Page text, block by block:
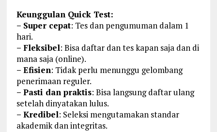
Keunggulan Quick Test:
– Super cepat: Tes dan pengumuman dalam 1
hari.
– Fleksibel: Bisa daftar dan tes kapan saja dan di
mana saja (online).
– Efisien: Tidak perlu menunggu gelombang
penerimaan reguler.
– Pasti dan praktis: Bisa langsung daftar ulang
setelah dinyatakan lulus.
– Kredibel: Seleksi mengutamakan standar
akademik dan integritas.